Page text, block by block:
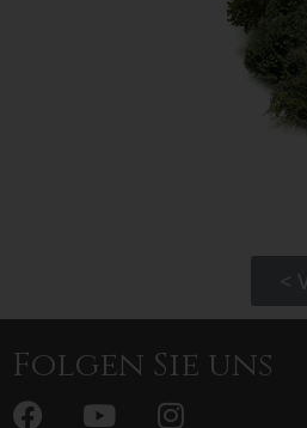
<
Folgen Sie uns